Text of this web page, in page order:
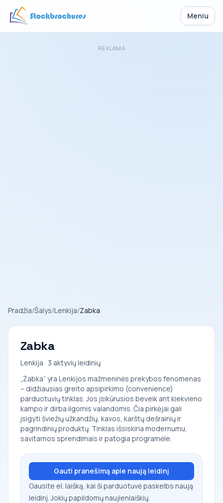
Meniu
REKLAMA
Pradžia/Šalys/Lenkija/Zabka
Zabka
Lenkija · 3 aktyvių leidinių
„Żabka“ yra Lenkijos mažmeninės prekybos fenomenas
– didžiausias greito apsipirkimo (convenience)
parduotuvių tinklas. Jos įsikūrusios beveik ant kiekvieno
kampo ir dirba ilgomis valandomis. Čia pirkėjai gali
įsigyti šviežių užkandžių, kavos, karštų dešrainių ir
pagrindinių produktų. Tinklas išsiskiria modernumu,
savitarnos sprendimais ir patogia programėle.
Gauti pranešimą apie naują leidinį
Gausite el. laišką, kai ši parduotuvė paskelbs naują
leidinį. Jokių papildomų naujienlaiškių.